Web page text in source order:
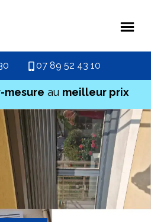
07 89 52 43 10
mesure au meilleur prix